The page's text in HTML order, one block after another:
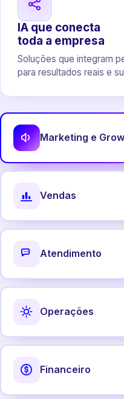
IA que conecta
toda a empresa
Soluções que integram
para resultados reais e
Marketing e
Vendas
Atendimento
Operações
Financeiro